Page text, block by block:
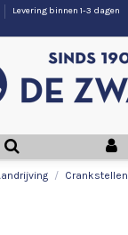
Levering binnen 1-3 dagen
Crankstellen